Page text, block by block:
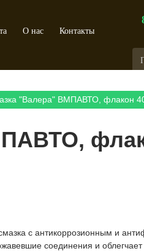
О нас Контакты
"Валера" ВМПАВТО, флакон
с антикоррозионным и
соединения и